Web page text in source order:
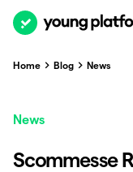
Home Blog News
News
Scommesse